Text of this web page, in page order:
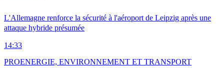
L'Allemagne renforce la sécurité à l'aéroport de Leipzig après une
attaque hybride présumée
14:33
PROENERGIE, ENVIRONNEMENT ET TRANSPORT